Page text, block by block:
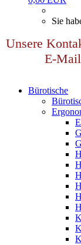
Sie
Unsere
E-
Bürotische